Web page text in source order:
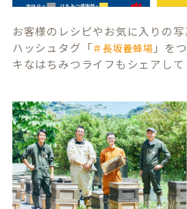
お客様のレシピやお気に入りの写
ハッシュタグ「＃長坂養蜂場 」を
キなはちみつライフもシェアし